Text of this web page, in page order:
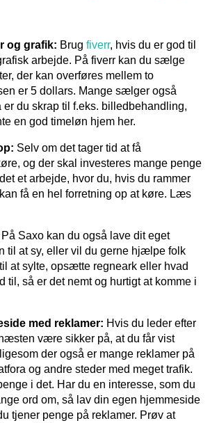
og grafik: Brug fiverr, hvis du er god til
arbejde. På fiverr kan du sælge
der kan overføres mellem to
er 5 dollars. Mange sælger også
du skrap til f.eks. billedbehandling,
en god timeløn hjem her.
Selv om det tager tid at få
og der skal investeres mange penge
et arbejde, hvor du, hvis du rammer
få en hel forretning op at køre. Læs
På Saxo kan du også lave dit eget
til at sy, eller vil du gerne hjælpe folk
at sylte, opsætte regneark eller hvad
til, så er det nemt og hurtigt at komme i
med reklamer: Hvis du leder efter
være sikker på, at du får vist
der også er mange reklamer på
og andre steder med meget trafik.
i det. Har du en interesse, som du
ord om, så lav din egen hjemmeside
tjener penge på reklamer. Prøv at